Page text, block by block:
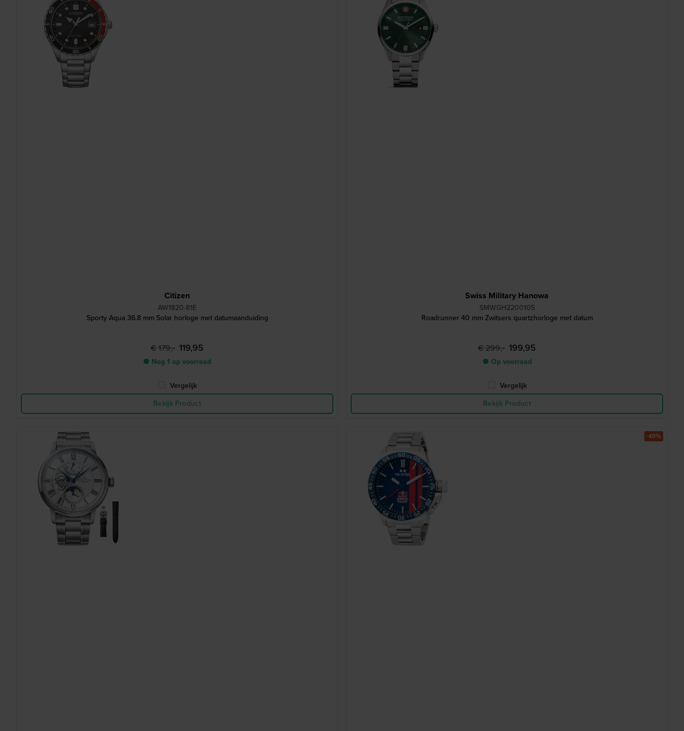
Citizen
AW1820-81E
Sporty Aqua 36.8 mm Solar horloge met datumaanduiding
€ 179,- 119,95
● Nog 1 op voorraad
Vergelijk
Bekijk Product
Swiss Military Hanowa
SMWGH2200105
Roadrunner 40 mm Zwitsers quartzhorloge met datum
€ 299,- 199,95
● Op voorraad
Vergelijk
Bekijk Product
-40%